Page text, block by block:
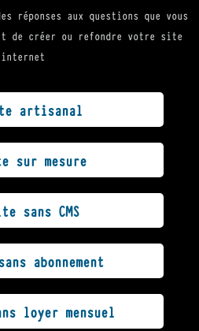
réponses aux questions que vous
de créer ou refondre votre site
internet
artisanal
sur mesure
sans CMS
abonnement
loyer mensuel